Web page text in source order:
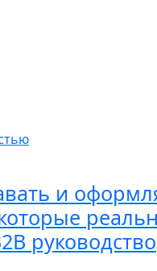
и
руководство